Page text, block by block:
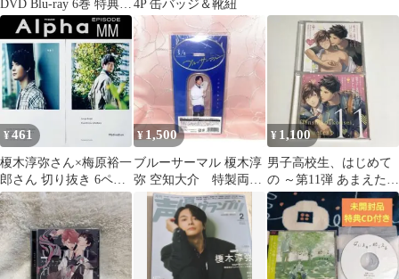
DVD Blu-ray 6巻 特典
ディスクDVD
4P 缶バッジ＆靴紐
¥461
榎木淳弥さん×梅原裕一
郎さん 切り抜き 6ペー
ジ(GA.MM)
¥ 1,500
ブルーサーマル 榎木淳
弥 空知大介 特製両面
アクリルスタンド 単品
¥ 1,100
男子高校生、はじめて
の ～第11弾 あまえたが
りキングと世話焼きジ
ャック～